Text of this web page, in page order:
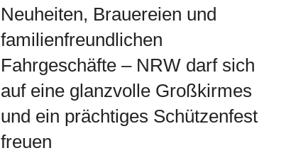
Neuheiten, Brauereien und
familienfreundlichen
Fahrgeschäfte – NRW darf sich
auf eine glanzvolle Großkirmes
und ein prächtiges Schützenfest
freuen